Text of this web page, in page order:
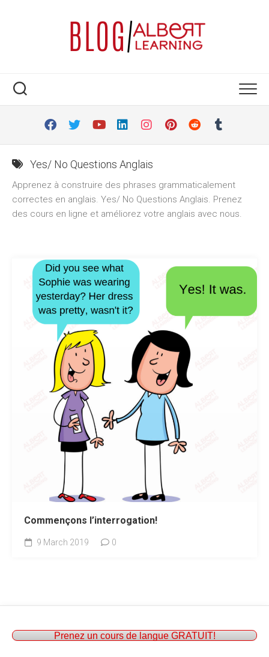
Yes/ No Questions Anglais
Apprenez à construire des phrases grammaticalement
correctes en anglais. Yes/ No Questions Anglais. Prenez
des cours en ligne et améliorez votre anglais avec nous.
Commençons l’interrogation!
9 March 2019 0
Prenez un cours de langue GRATUIT!